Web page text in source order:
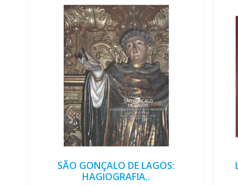
SÃO GONÇALO DE LAGOS:
HAGIOGRAFIA..